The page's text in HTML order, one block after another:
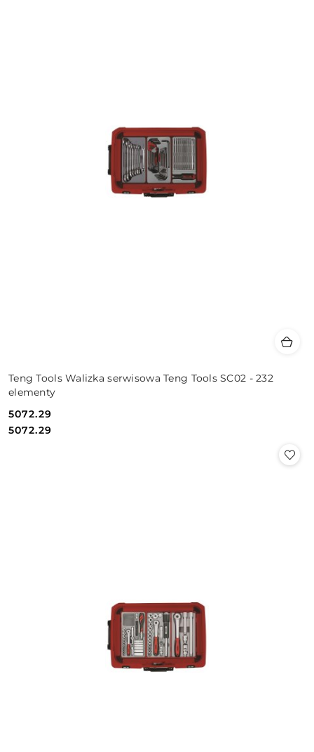
Teng Tools Walizka serwisowa Teng Tools SC02 - 232
elementy
Cena:
5072.29
Cena:
5072.29